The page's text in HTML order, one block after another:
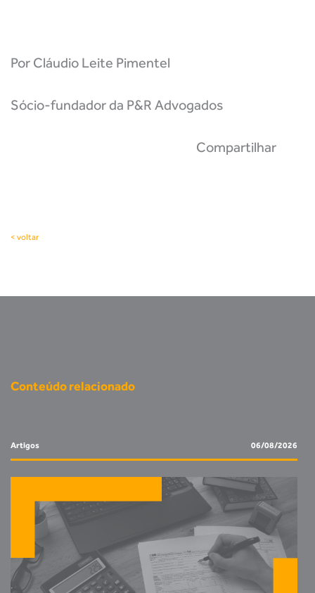
Por Cláudio Leite Pimentel
Sócio-fundador da P&R Advogados
Compartilhar
< voltar
Conteúdo relacionado
Artigos 06/08/2026